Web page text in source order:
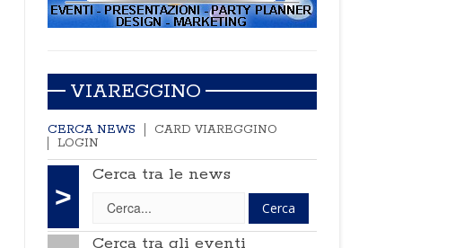
VIAREGGINO
CERCA NEWS
CARD VIAREGGINO
LOGIN
>
Cerca tra le news
Cerca tra gli eventi